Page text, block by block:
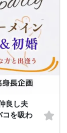
良し夫
を吸わ